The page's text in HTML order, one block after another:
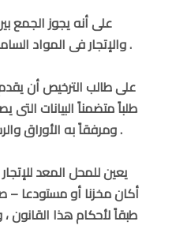
على أنه يجوز الجمع
والإتجار فى المواد السامة فى مخزن أو مستودع واحد .
على طالب الترخيص أن
طلباً متضمناً البيانات التى
ومرفقاً به الأوراق والرسومات التى يعينها ذلك القرار .
يعين للمحل المعد
أكان مخزنا أو مستودعا –
طبقاً لأحكام هذا القانون